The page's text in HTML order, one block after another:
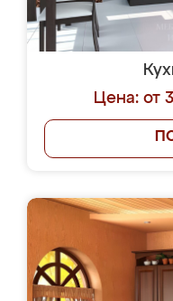
Цена: от